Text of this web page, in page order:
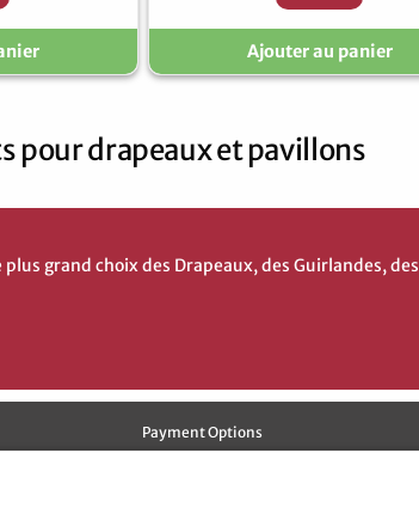
Ajouter au panier
pour drapeaux et pavillons
grand choix des Drapeaux, des Guirlandes, des
Payment Options